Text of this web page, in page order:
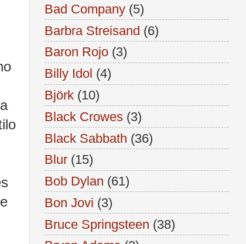
Bad Company (5)
Barbra Streisand (6)
Baron Rojo (3)
Billy Idol (4)
Björk (10)
Black Crowes (3)
Black Sabbath (36)
Blur (15)
Bob Dylan (61)
Bon Jovi (3)
Bruce Springsteen (38)